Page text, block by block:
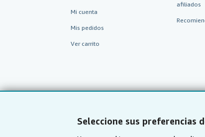
Seleccione sus preferencias
Mi cuenta
Mis pedidos
Ver carrito
afiliados